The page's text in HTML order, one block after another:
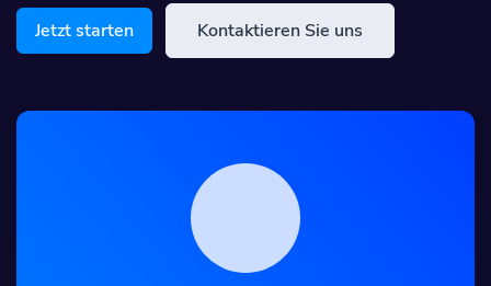
Jetzt starten Kontaktieren Sie uns